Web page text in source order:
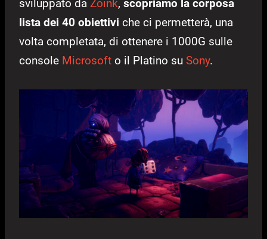
sviluppato da Zoink, scopriamo la corposa
lista dei 40 obiettivi che ci permetterà, una
volta completata, di ottenere i 1000G sulle
console Microsoft o il Platino su Sony.